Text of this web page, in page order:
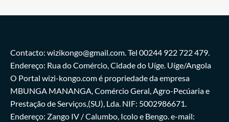
Contacto: wizikongo@gmail.com. Tel 00244 922 722 479.
Endereço: Rua do Comércio, Cidade do Uíge. Uíge/Angola
O Portal wizi-kongo.com é propriedade da empresa
MBUNGA MANANGA, Comércio Geral, Agro-Pecúaria e
Prestação de Serviços,(SU), Lda. NIF: 5002986671.
Endereço: Zango IV / Calumbo, Icolo e Bengo. e-mail: